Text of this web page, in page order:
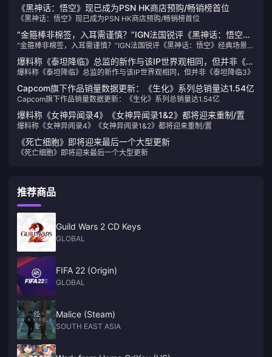
《黑神话：悟空》现已成为PSN HK商店预购/畅销榜首位
《黑神话：悟空》现已成为PSN HK商店预购/畅销榜首位
“金箍棒非棉签，入耳需谨慎？”IGN法国锐评《黑神话：悟空》
经典场景引玩家不满
“金箍棒非棉签，入耳需谨慎？”IGN法国锐评《黑神话：悟空》经典场景引
玩家不满
爆料称《泰坦降临》总监的新作与该IP世界观相同，但并非《泰
坦降临3》
爆料称《泰坦降临》总监的新作与该IP世界观相同，但并非《泰坦降临3》
Capcom旗下作品销量数据更新：《生化》系列总销量达1.54亿
Capcom旗下作品销量数据更新：《生化》系列总销量达1.54亿
爆料称《女神异闻录4》《女神异闻录1&2》都将迎来重制/置
爆料称《女神异闻录4》《女神异闻录1&2》都将迎来重制/置
《死亡细胞》即将迎来最后一个大型更新
《死亡细胞》即将迎来最后一个大型更新
推荐商品
Guild Wars 2 CD Keys
GLOBAL
FIFA 22 (Origin)
GLOBAL
Malice (Steam)
SOUTH EAST ASIA